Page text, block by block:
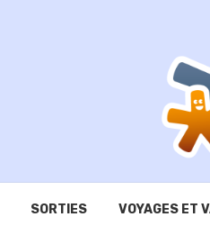
SORTIES VOYAGES ET